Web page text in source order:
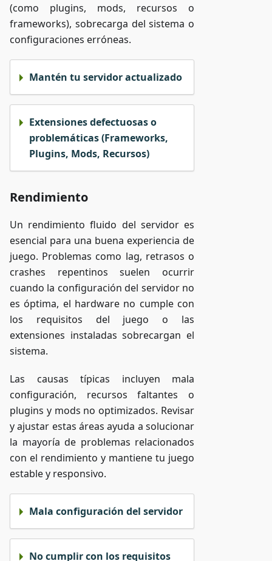
(como plugins, mods, recursos o
frameworks), sobrecarga del sistema o
configuraciones erróneas.
Mantén tu servidor actualizado
Extensiones defectuosas o
problemáticas (Frameworks,
Plugins, Mods, Recursos)
Rendimiento
Un rendimiento fluido del servidor es
esencial para una buena experiencia de
juego. Problemas como lag, retrasos o
crashes repentinos suelen ocurrir
cuando la configuración del servidor no
es óptima, el hardware no cumple con
los requisitos del juego o las
extensiones instaladas sobrecargan el
sistema.
Las causas típicas incluyen mala
configuración, recursos faltantes o
plugins y mods no optimizados. Revisar
y ajustar estas áreas ayuda a solucionar
la mayoría de problemas relacionados
con el rendimiento y mantiene tu juego
estable y responsivo.
Mala configuración del servidor
No cumplir con los requisitos